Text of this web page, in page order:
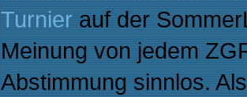
Turnier auf der
Meinung von jedem
Abstimmung sinnlos.